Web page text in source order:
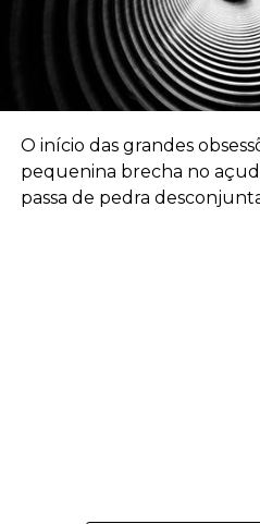
O início das grandes
pequenina brecha no
passa de pedra